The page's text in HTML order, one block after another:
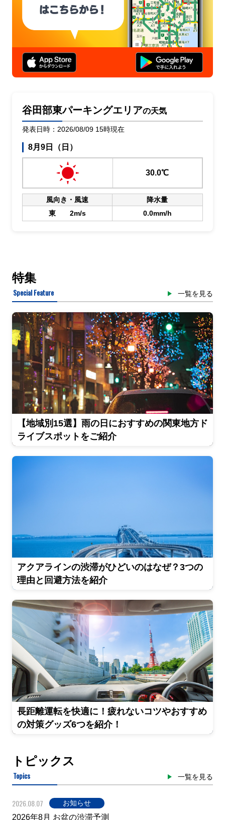
谷田部東パーキングエリアの天気
発表日時：2026/08/09 15時現在
8月9日（日）
30.0℃
風向き・風速
降水量
東 2m/s
0.0mm/h
特集
Special Feature 一覧を見る
【地域別15選】雨の日におすすめの関東地方ド
ライブスポットをご紹介
アクアラインの渋滞がひどいのはなぜ？3つの
理由と回避方法を紹介
長距離運転を快適に！疲れないコツやおすすめ
の対策グッズ6つを紹介！
トピックス
Topics 一覧を見る
2026.08.07 お知らせ
2026年8月 お盆の渋滞予測